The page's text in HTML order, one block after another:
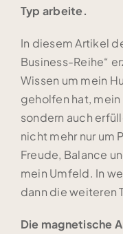
Typ arbeite.
In diesem Artikel
Business-Reihe“
Wissen um mein
geholfen hat,
sondern auch
nicht mehr nur um
Freude, Balance
mein Umfeld. In
dann die weiteren
Die magnetische